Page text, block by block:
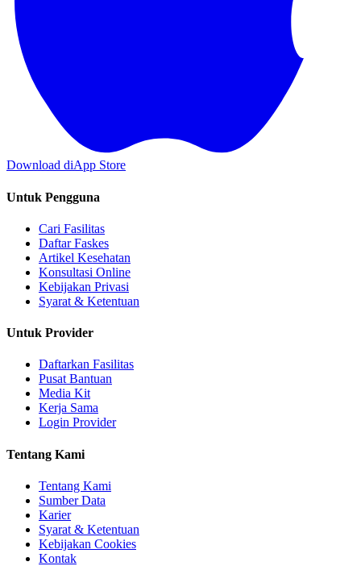
Download diApp Store
Untuk Pengguna
Cari Fasilitas
Daftar Faskes
Artikel Kesehatan
Konsultasi Online
Kebijakan Privasi
Syarat & Ketentuan
Untuk Provider
Daftarkan Fasilitas
Pusat Bantuan
Media Kit
Kerja Sama
Login Provider
Tentang Kami
Tentang Kami
Sumber Data
Karier
Syarat & Ketentuan
Kebijakan Cookies
Kontak